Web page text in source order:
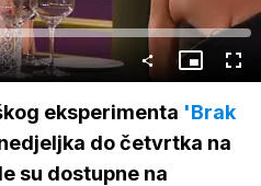
Gledaj
Slika
u
eksperimenta 'Brak
do četvrtka na
su dostupne na